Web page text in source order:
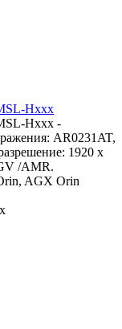
Hxxx
Hxxx -
AR0231AT,
1920 x
/AMR.
AGX Orin